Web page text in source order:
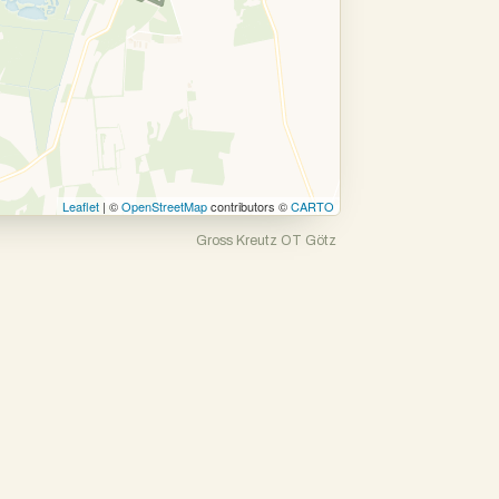
Leaflet| ©OpenStreetMapcontributors ©CARTO
Gross Kreutz OT Götz